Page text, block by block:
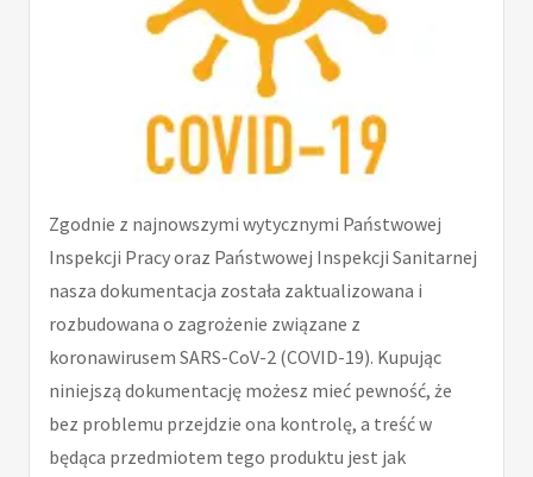
Zgodnie z najnowszymi wytycznymi Państwowej
Inspekcji Pracy oraz Państwowej Inspekcji Sanitarnej
nasza dokumentacja została zaktualizowana i
rozbudowana o zagrożenie związane z
koronawirusem SARS-CoV-2 (COVID-19). Kupując
niniejszą dokumentację możesz mieć pewność, że
bez problemu przejdzie ona kontrolę, a treść w
będąca przedmiotem tego produktu jest jak